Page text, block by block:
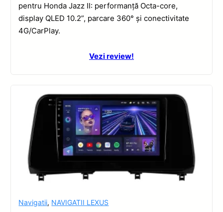
pentru Honda Jazz II: performanță Octa-core,
display QLED 10.2”, parcare 360° și conectivitate
4G/CarPlay.
Vezi review!
Navigatii, NAVIGATII LEXUS